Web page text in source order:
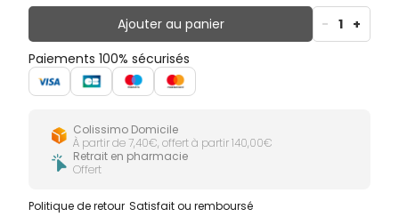
Ajouter au panier - 1 +
Paiements 100% sécurisés
Colissimo Domicile
À partir de 7,40€, offert à partir 140,00€
Retrait en pharmacie
Offert
Politique de retour Satisfait ou remboursé